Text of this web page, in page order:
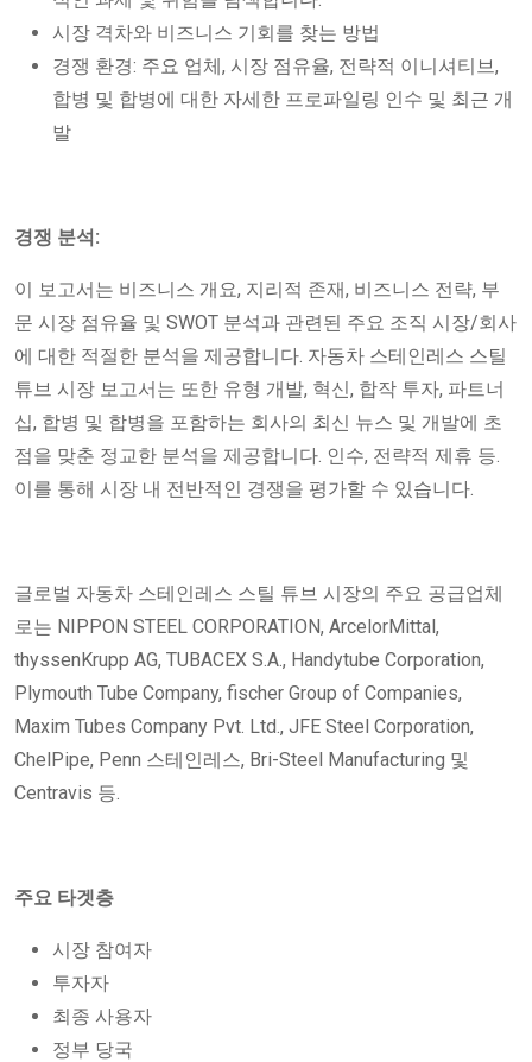
시장 격차와 비즈니스 기회를 찾는 방법
경쟁 환경: 주요 업체, 시장 점유율, 전략적 이니셔티브,
합병 및 합병에 대한 자세한 프로파일링 인수 및 최근 개
발
경쟁 분석:
이 보고서는 비즈니스 개요, 지리적 존재, 비즈니스 전략, 부
문 시장 점유율 및 SWOT 분석과 관련된 주요 조직 시장/회사
에 대한 적절한 분석을 제공합니다. 자동차 스테인레스 스틸
튜브 시장 보고서는 또한 유형 개발, 혁신, 합작 투자, 파트너
십, 합병 및 합병을 포함하는 회사의 최신 뉴스 및 개발에 초
점을 맞춘 정교한 분석을 제공합니다. 인수, 전략적 제휴 등.
이를 통해 시장 내 전반적인 경쟁을 평가할 수 있습니다.
글로벌 자동차 스테인레스 스틸 튜브 시장의 주요 공급업체
로는 NIPPON STEEL CORPORATION, ArcelorMittal,
thyssenKrupp AG, TUBACEX S.A., Handytube Corporation,
Plymouth Tube Company, fischer Group of Companies,
Maxim Tubes Company Pvt. Ltd., JFE Steel Corporation,
ChelPipe, Penn 스테인레스, Bri-Steel Manufacturing 및
Centravis 등.
주요 타겟층
시장 참여자
투자자
최종 사용자
정부 당국